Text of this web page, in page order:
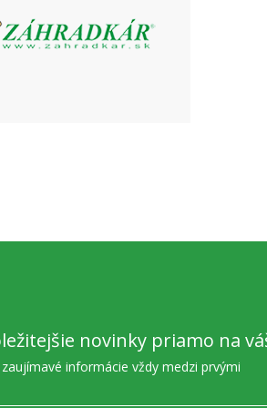
novinky priamo na
informácie vždy medzi prvými